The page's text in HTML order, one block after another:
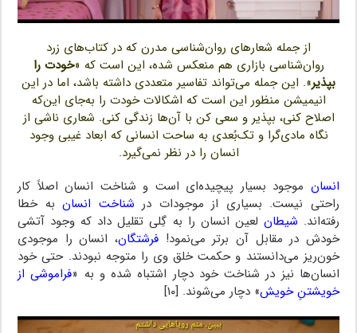
از جمله شعارهای روان‌شناسی مدرن که در کتاب‌های زرد
روان‌شناسی بازاری هم منعکس شده، این است که «خودت را
بپذیر». این جمله می‌تواند تفاسیر متعددی داشته باشد، اما در این
انیمیشن منظور این است که اشکالات خودت را به‌جای این‌که
اصلاح کنی، بپذیر و سعی کن با آن‌ها زندگی کنی. شعاری ناشی از
نگاه مادی‌گرا و تک‌بُعدی به ساحت انسانی که ابعاد غیبی وجود
انسان را در نظر نمی‌گیرد.
انسان موجود بسیار پیچیده‌ای است و شناخت انسان اصلاً کار
راحتی نیست. بسیاری از موجودات در شناخت انسانبه خطا
رفته‌اند. شیطان لعین انسان را به گِلی تقلیل داد که وجود آتشی
خودش در مقابل آن برتر می‌نمود! فرشتگان، انسان را موجودی
خون‌ریز می‌دانستند و حکمت خلق وی را متوجه نبودند. حتی خود
انسان‌ها نیز در شناخت خود دچار اشتباه شده و به «فراموشی از
خویشتنِ خویش» دچار می‌شوند. [۱۰]